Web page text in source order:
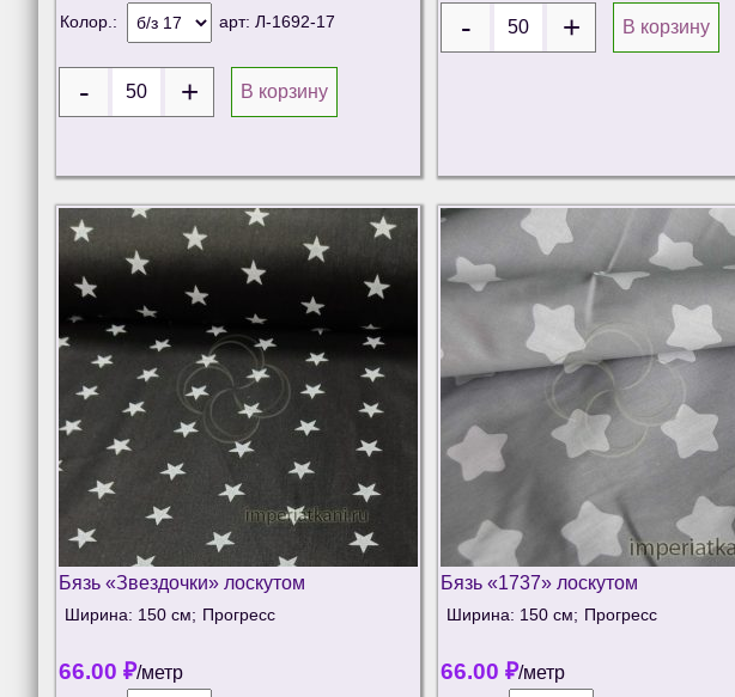
Колор.: арт: Л-1692-17
В корзину
В корзину
Бязь «Звездочки» лоскутом
Ширина: 150 см; Прогресс
66.00 ₽/метр
Бязь «1737» лоскутом
Ширина: 150 см; Прогресс
66.00 ₽/метр